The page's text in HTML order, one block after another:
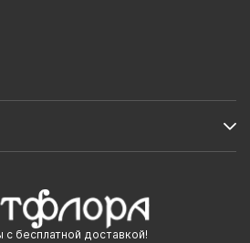
с бесплатной доставкой!